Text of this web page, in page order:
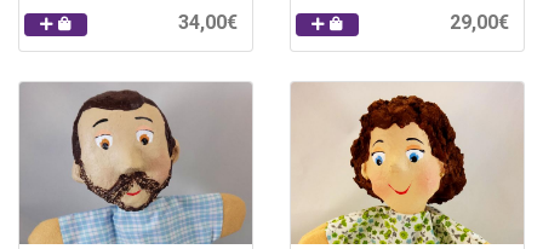
34,00€ 29,00€